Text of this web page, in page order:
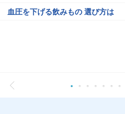
血圧を下げる飲みもの 選び方は